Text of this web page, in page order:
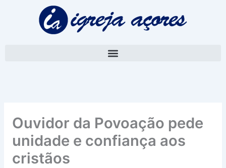
Ouvidor da Povoação pede
unidade e confiança aos
cristãos